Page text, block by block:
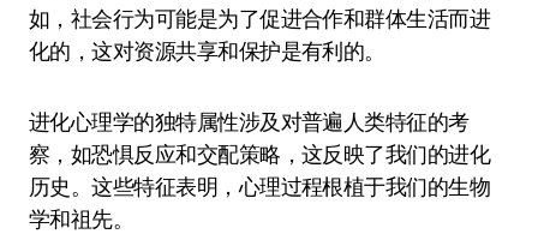
如，社会行为可能是为了促进合作和群体生活而进
化的，这对资源共享和保护是有利的。
进化心理学的独特属性涉及对普遍人类特征的考
察，如恐惧反应和交配策略，这反映了我们的进化
历史。这些特征表明，心理过程根植于我们的生物
学和祖先。